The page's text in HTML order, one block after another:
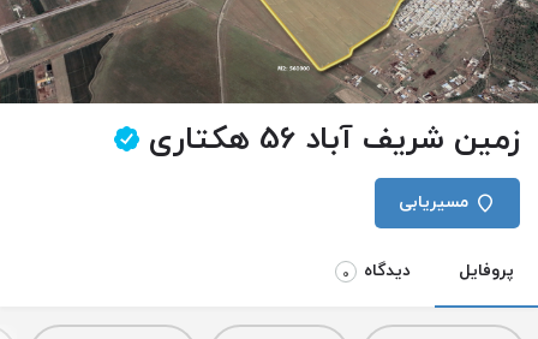
زمین شریف آباد 56 هکتاری
مسیریابی
پروفایل دیدگاه 0